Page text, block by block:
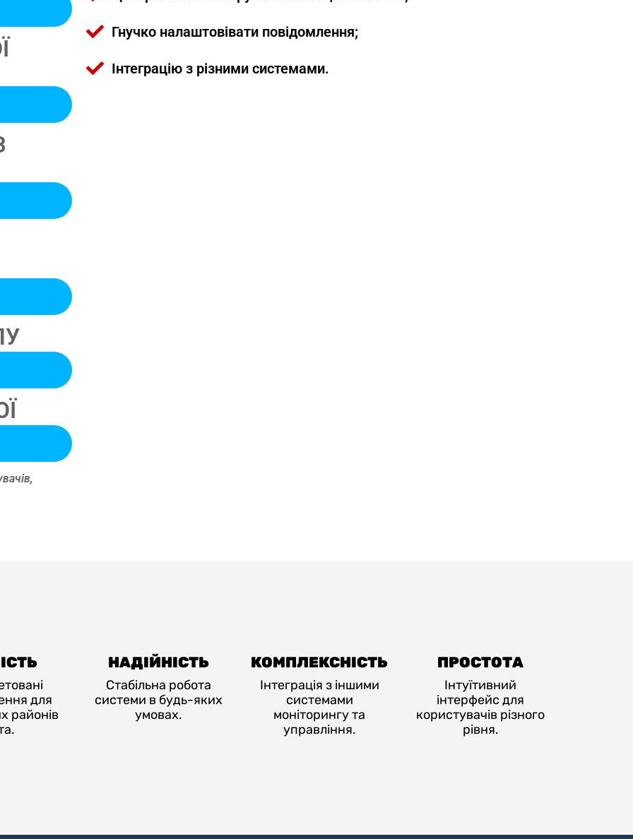
Гнучко налаштовівати повідомлення;
Інтеграцію з різними системами.
для
районів
НАДІЙНІСТЬ
Стабільна робота
системи в будь-яких
умовах.
КОМПЛЕКСНІСТЬ
Інтеграція з іншими
системами
моніторингу та
управління.
ПРОСТОТА
Інтуїтивний
інтерфейс для
користувачів різного
рівня.